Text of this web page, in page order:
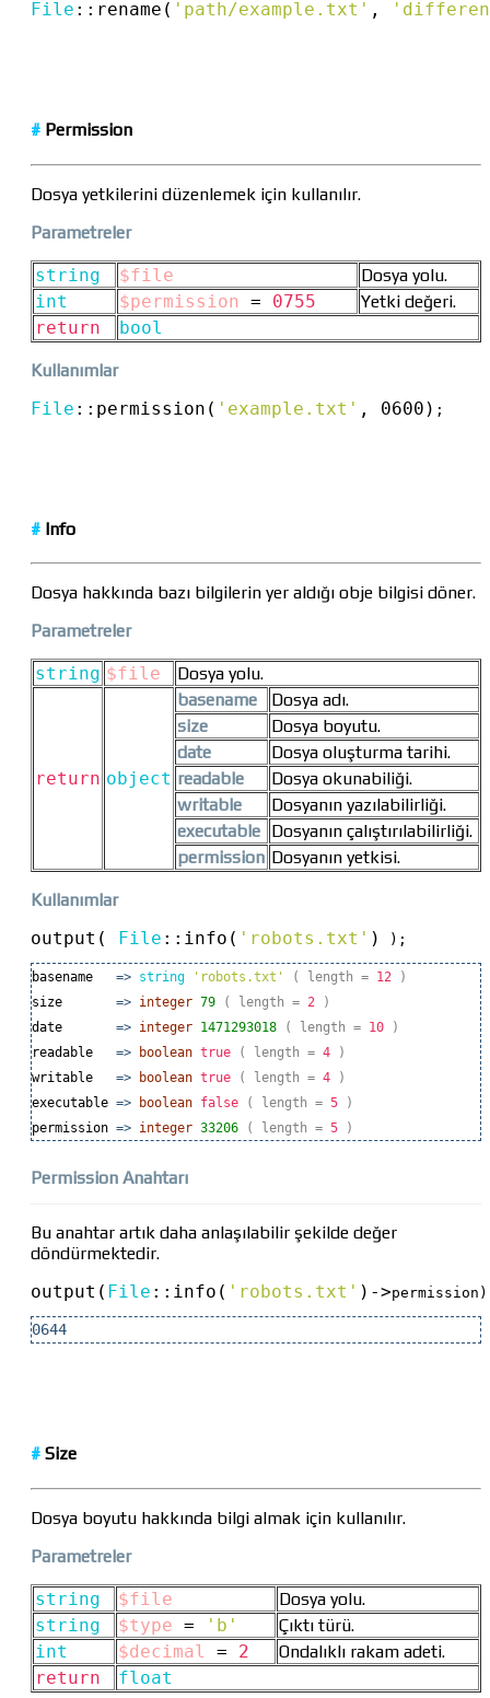
File :: rename( 'path/example.txt' ,
# Permission
Dosya yetkilerini düzenlemek için kullanılır.
Parametreler
string $file
Dosya yolu.
int
$permission = 0755
Yetki değeri.
return
bool
Kullanımlar
File :: permission( 'example.txt' , 0600) ;
# Info
Dosya hakkında bazı bilgilerin yer aldığı obje bilgisi döner.
Parametreler
string $file Dosya yolu.
return object
basename
Dosya adı.
size
Dosya boyutu.
date
Dosya oluşturma tarihi.
readable
Dosya okunabiliği.
writable
Dosyanın yazılabilirliği.
executable Dosyanın çalıştırılabilirliği.
permission Dosyanın yetkisi.
Kullanımlar
output(
File :: info( 'robots.txt' ) );
basename => string 'robots.txt' ( length = 12 )
size
=> integer 79 ( length = 2 )
date
=> integer 1471293018 ( length = 10 )
readable
=> boolean true ( length = 4 )
writable
=> boolean true ( length = 4 )
executable => boolean false ( length = 5 )
permission => integer 33206 ( length = 5 )
Permission Anahtarı
Bu anahtar artık daha anlaşılabilir şekilde değer
döndürmektedir.
output( File :: info( 'robots.txt' ) ->
0644
# Size
Dosya boyutu hakkında bilgi almak için kullanılır.
Parametreler
string $file
Dosya yolu.
string
$type = 'b'
Çıktı türü.
int
$decimal = 2
Ondalıklı rakam adeti.
return
float